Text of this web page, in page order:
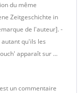
du même
Zeitgeschichte in
de l'auteur]. -
qu'ils les
apparaît sur ...
un commentaire